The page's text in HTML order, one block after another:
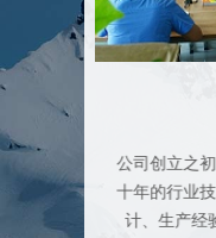
公司创立之
十年的行业
计、生产经